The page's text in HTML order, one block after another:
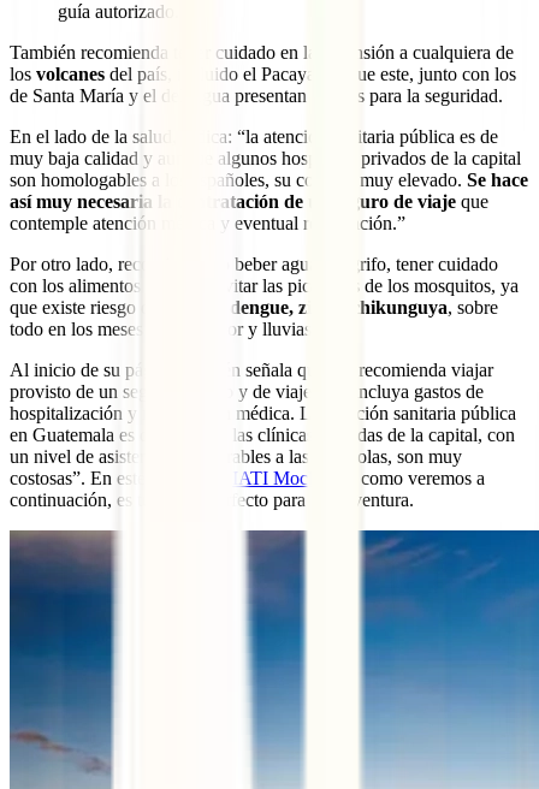
guía autorizado.
También recomienda tener cuidado en la ascensión a cualquiera de
los volcanes del país, incluido el Pacaya, ya que este, junto con los
de Santa María y el del Agua presentan riesgos para la seguridad.
En el lado de la salud, indica: “la atención sanitaria pública es de
muy baja calidad y aunque algunos hospitales privados de la capital
son homologables a los españoles, su coste es muy elevado. Se hace
así muy necesaria la contratación de un seguro de viaje que
contemple atención médica y eventual repatriación.”
Por otro lado, recomienda no beber agua del grifo, tener cuidado
con los alimentos crudos y evitar las picaduras de los mosquitos, ya
que existe riesgo de contraer
dengue, zika y chikunguya, sobre
todo en los meses de más calor y lluvias.
Al inicio de su página también señala que “se recomienda viajar
provisto de un seguro médico y de viaje, que incluya gastos de
hospitalización y repatriación médica. La atención sanitaria pública
en Guatemala es deficiente y las clínicas privadas de la capital, con
un nivel de asistencia equiparables a las españolas, son muy
costosas”. En este sentido, el
IATI Mochilero
, como veremos a
continuación, es tu aliado perfecto para esta aventura.